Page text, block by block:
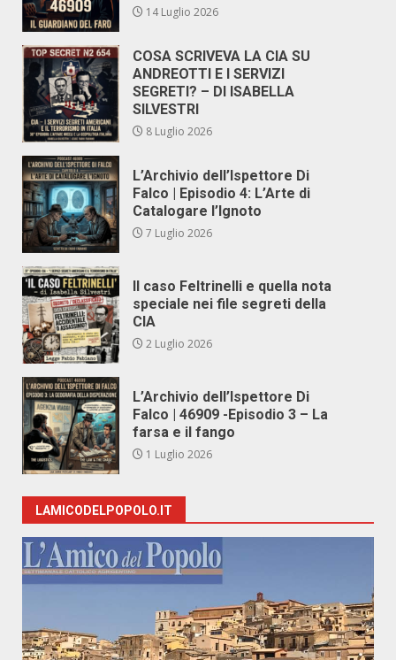
14 Luglio 2026
COSA SCRIVEVA LA CIA SU
ANDREOTTI E I SERVIZI
SEGRETI? – DI ISABELLA
SILVESTRI
8 Luglio 2026
L’Archivio dell’Ispettore Di
Falco | Episodio 4: L’Arte di
Catalogare l’Ignoto
7 Luglio 2026
Il caso Feltrinelli e quella nota
speciale nei file segreti della
CIA
2 Luglio 2026
L’Archivio dell’Ispettore Di
Falco | 46909 -Episodio 3 – La
farsa e il fango
1 Luglio 2026
LAMICODELPOPOLO.IT